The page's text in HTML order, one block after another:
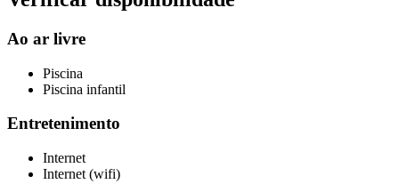
Ao ar livre
Piscina
Piscina infantil
Entretenimento
Internet
Internet (wifi)